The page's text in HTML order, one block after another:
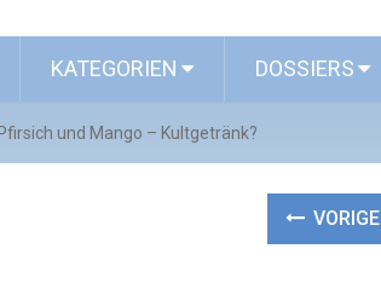
KATEGORIEN DOSSIERS
und Mango – Kultgetränk?
VORIGE